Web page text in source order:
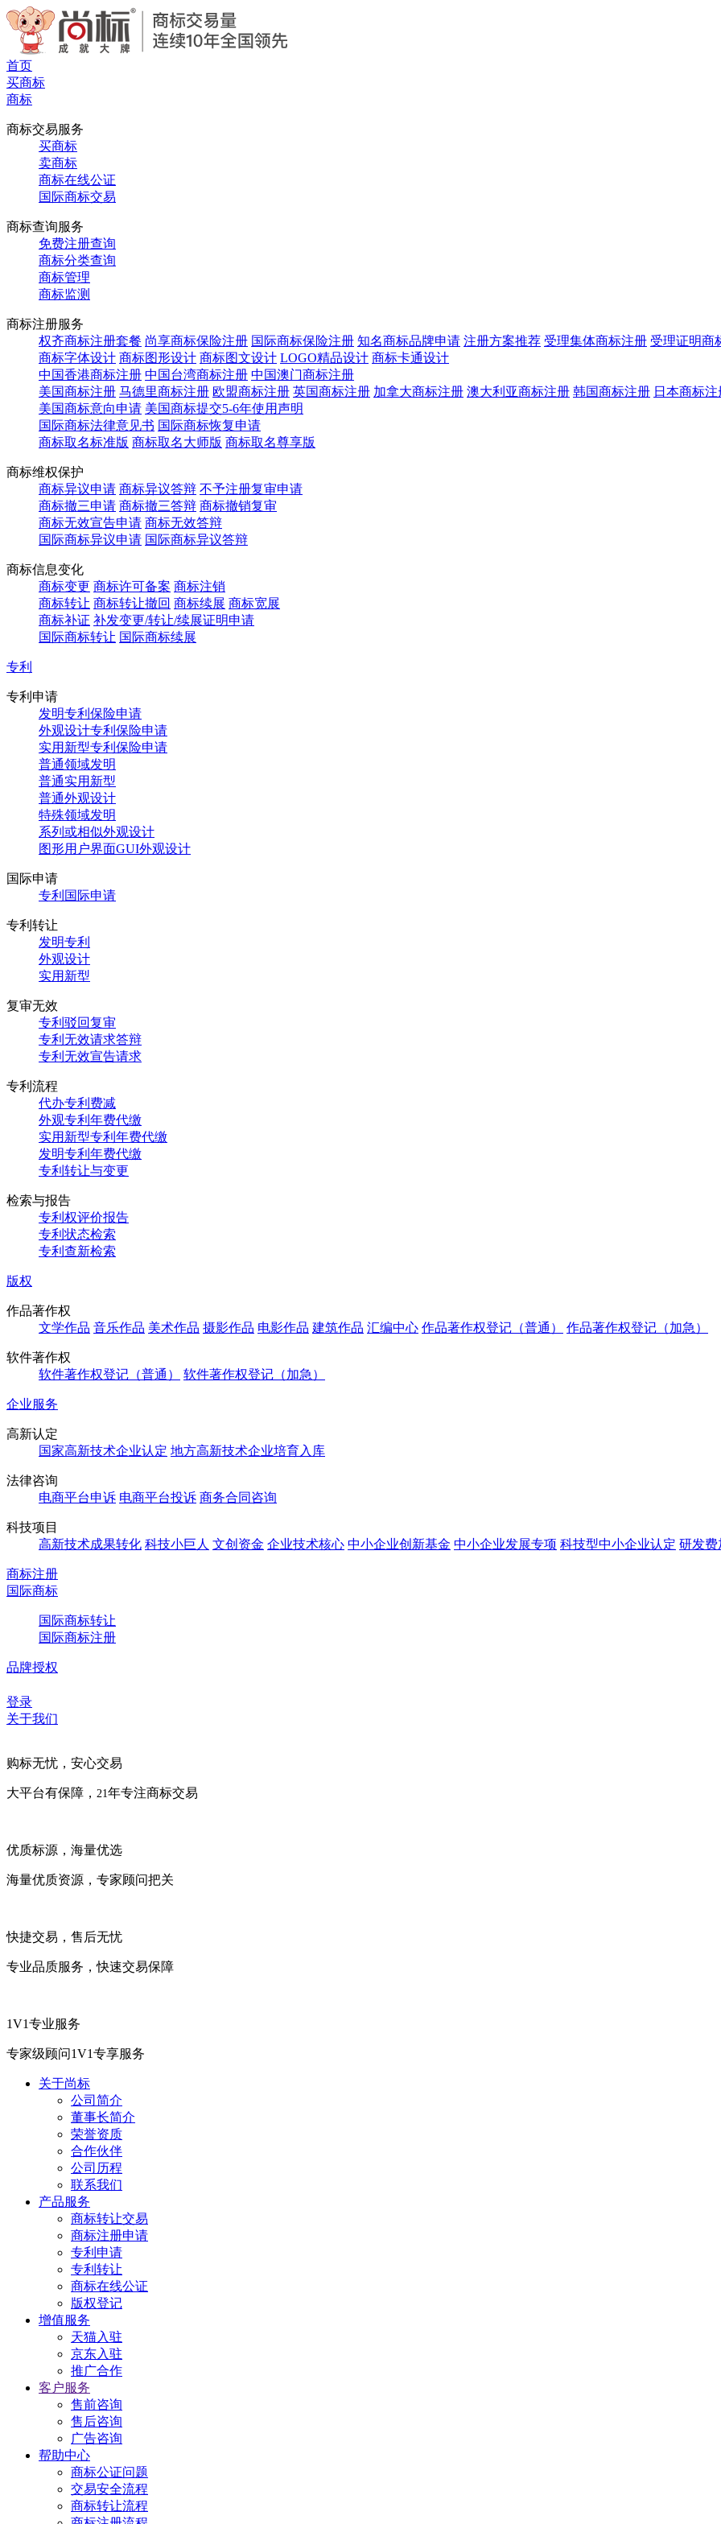
首页
买商标
商标
商标交易服务
买商标
卖商标
商标在线公证
国际商标交易
商标查询服务
免费注册查询
商标分类查询
商标管理
商标监测
商标注册服务
权齐商标注册套餐 尚享商标保险注册 国际商标保险注册 知名商标品牌申请 注册方案推荐 受理集体商标注册 受理证明商
商标字体设计 商标图形设计 商标图文设计 LOGO精品设计 商标卡通设计
中国香港商标注册 中国台湾商标注册 中国澳门商标注册
美国商标注册 马德里商标注册 欧盟商标注册 英国商标注册 加拿大商标注册 澳大利亚商标注册 韩国商标注册 日本商标注
美国商标意向申请 美国商标提交5-6年使用声明
国际商标法律意见书 国际商标恢复申请
商标取名标准版 商标取名大师版 商标取名尊享版
商标维权保护
商标异议申请 商标异议答辩 不予注册复审申请
商标撤三申请 商标撤三答辩 商标撤销复审
商标无效宣告申请 商标无效答辩
国际商标异议申请 国际商标异议答辩
商标信息变化
商标变更 商标许可备案 商标注销
商标转让 商标转让撤回 商标续展 商标宽展
商标补证 补发变更/转让/续展证明申请
国际商标转让 国际商标续展
专利
专利申请
发明专利保险申请
外观设计专利保险申请
实用新型专利保险申请
普通领域发明
普通实用新型
普通外观设计
特殊领域发明
系列或相似外观设计
图形用户界面GUI外观设计
国际申请
专利国际申请
专利转让
发明专利
外观设计
实用新型
复审无效
专利驳回复审
专利无效请求答辩
专利无效宣告请求
专利流程
代办专利费减
外观专利年费代缴
实用新型专利年费代缴
发明专利年费代缴
专利转让与变更
检索与报告
专利权评价报告
专利状态检索
专利查新检索
版权
作品著作权
文学作品 音乐作品 美术作品 摄影作品 电影作品 建筑作品 汇编中心 作品著作权登记（普通） 作品著作权登记（加急）
软件著作权
软件著作权登记（普通）
软件著作权登记（加急）
企业服务
高新认定
国家高新技术企业认定 地方高新技术企业培育入库
法律咨询
电商平台申诉 电商平台投诉 商务合同咨询
科技项目
高新技术成果转化 科技小巨人 文创资金 企业技术核心 中小企业创新基金 中小企业发展专项 科技型中小企业认定 研发费
商标注册
国际商标
国际商标转让
国际商标注册
品牌授权
登录
关于我们
购标无忧，安心交易
大平台有保障， 21年专注商标交易
优质标源，海量优选
海量优质资源，专家顾问把关
快捷交易，售后无忧
专业品质服务，快速交易保障
1V1专业服务
专家级顾问1V1专享服务
关于尚标
公司简介
董事长简介
荣誉资质
合作伙伴
公司历程
联系我们
产品服务
商标转让交易
商标注册申请
专利申请
专利转让
商标在线公证
版权登记
增值服务
天猫入驻
京东入驻
推广合作
客户服务
售前咨询
售后咨询
广告咨询
帮助中心
商标公证问题
交易安全流程
商标转让流程